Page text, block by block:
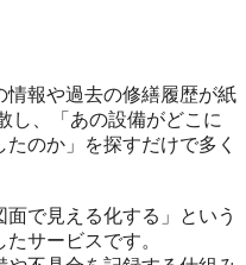
報や過去の修繕履歴が紙
し、「あの設備がどこに
のか」を探すだけで多く
で見える化する」という
サービスです。